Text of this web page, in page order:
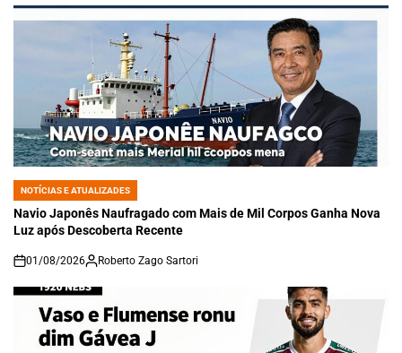
POSTED
IN
NOTÍCIAS E ATUALIZADES
Navio Japonês Naufragado com Mais de Mil Corpos Ganha Nova
Luz após Descoberta Recente
on
01/08/2026 Roberto Zago Sartori